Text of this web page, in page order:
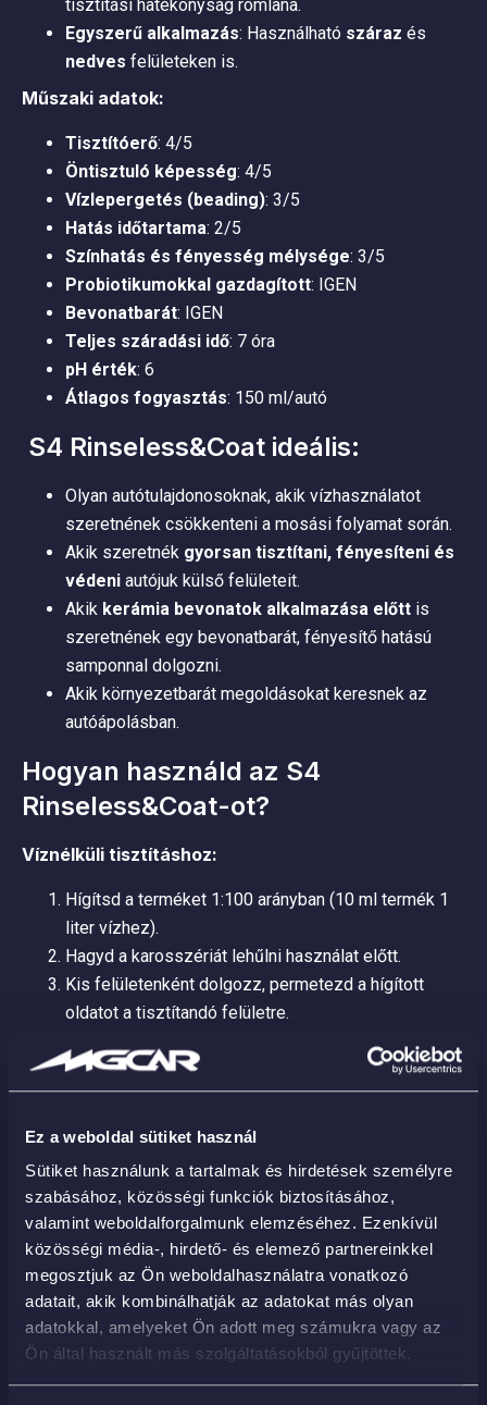
Ez a weboldal sütiket használ
Sütiket használunk a tartalmak és hirdetések személyre
szabásához, közösségi funkciók biztosításához,
valamint weboldalforgalmunk elemzéséhez. Ezenkívül
közösségi média-, hirdető- és elemező partnereinkkel
megosztjuk az Ön weboldalhasználatra vonatkozó
adatait, akik kombinálhatják az adatokat más olyan
adatokkal, amelyeket Ön adott meg számukra vagy az
Ön által használt más szolgáltatásokból gyűjtöttek.
tisztítási hatékonyság romlana.
Egyszerű alkalmazás: Használható száraz és
nedves felületeken is.
Műszaki adatok:
Tisztítóerő: 4/5
Öntisztuló képesség: 4/5
Vízlepergetés (beading): 3/5
Hatás időtartama: 2/5
Színhatás és fényesség mélysége: 3/5
Probiotikumokkal gazdagított: IGEN
Bevonatbarát: IGEN
Teljes száradási idő: 7 óra
pH érték: 6
Átlagos fogyasztás: 150 ml/autó
S4 Rinseless&Coat ideális:
Olyan autótulajdonosoknak, akik vízhasználatot
szeretnének csökkenteni a mosási folyamat során.
Akik szeretnék gyorsan tisztítani, fényesíteni és
védeni autójuk külső felületeit.
Akik kerámia bevonatok alkalmazása előtt is
szeretnének egy bevonatbarát, fényesítő hatású
samponnal dolgozni.
Akik környezetbarát megoldásokat keresnek az
autóápolásban.
Hogyan használd az S4
Rinseless&Coat-ot?
Víznélküli tisztításhoz:
Hígítsd a terméket 1:100 arányban (10 ml termék 1
liter vízhez).
Hagyd a karosszériát lehűlni használat előtt.
Kis felületenként dolgozz, permetezd a hígított
oldatot a tisztítandó felületre.
Várj 15-20 másodpercet, hogy a szennyeződések
fellazuljanak.
Használj mikroszálas kendőt, az egyik oldalával
töröld le a felületet, majd egy tiszta oldalával
Haladj tovább a következő részre, újabb tiszta
felülettel a kendőn.
Rinseless (öblítés nélküli) mosáshoz:
Hígítsd a terméket 1:100 – 1:250 arányban, azaz 50-
20 ml termék 5 liter vízhez.
Használj két vödrös technikát: egy a mosószeres